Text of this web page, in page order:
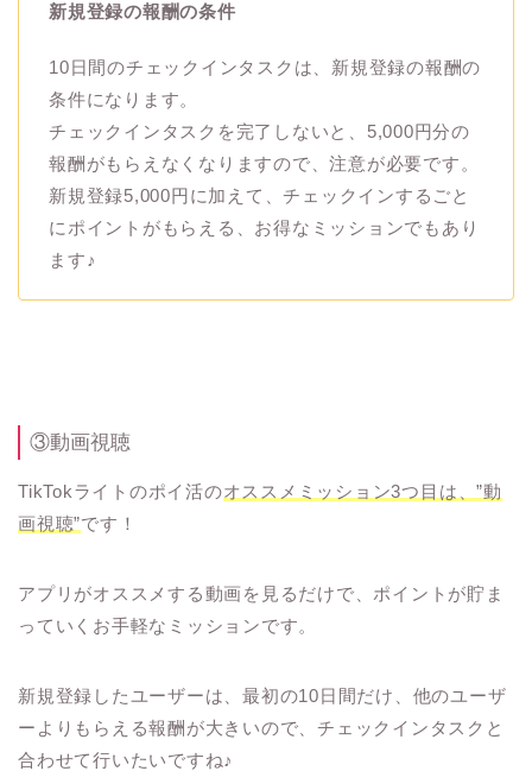
新規登録の報酬の条件
10日間のチェックインタスクは、新規登録の報酬の
条件になります。
チェックインタスクを完了しないと、5,000円分の
報酬がもらえなくなりますので、注意が必要です。
新規登録5,000円に加えて、チェックインするごと
にポイントがもらえる、お得なミッションでもあり
ます♪
③動画視聴
TikTokライトのポイ活のオススメミッション3つ目は、”動
画視聴”です！
アプリがオススメする動画を見るだけで、ポイントが貯ま
っていくお手軽なミッションです。
新規登録したユーザーは、最初の10日間だけ、他のユーザ
ーよりもらえる報酬が大きいので、チェックインタスクと
合わせて行いたいですね♪